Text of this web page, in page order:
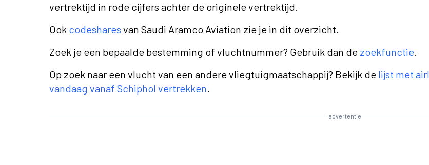
vertrektijd in rode cijfers achter de originele vertrektijd.
Ook codeshares van Saudi Aramco Aviation zie je in dit overzicht.
Zoek je een bepaalde bestemming of vluchtnummer? Gebruik dan de zoekfunctie.
Op zoek naar een vlucht van een andere vliegtuigmaatschappij? Bekijk de lijst met
vandaag vanaf Schiphol vertrekken.
advertentie